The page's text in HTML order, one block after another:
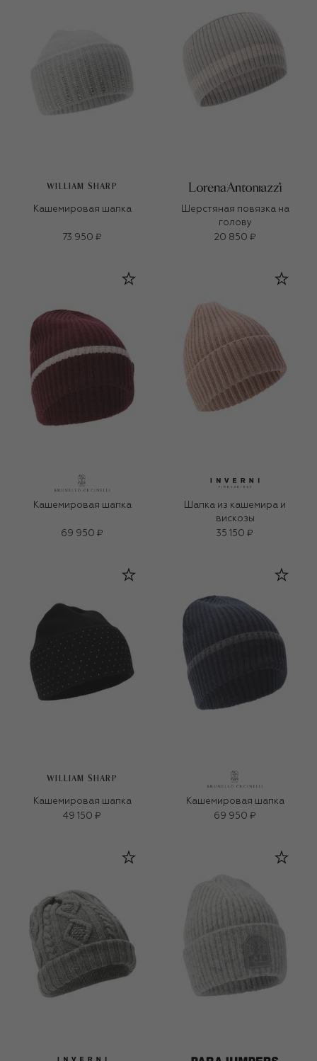
WILLIAM SHARP
Кашемировая шапка
73 950 ₽
Шерстяная повязка на
голову
20 850 ₽
Кашемировая шапка
69 950 ₽
Шапка из кашемира и
вискозы
35 150 ₽
WILLIAM SHARP
Кашемировая шапка
49 150 ₽
Кашемировая шапка
69 950 ₽